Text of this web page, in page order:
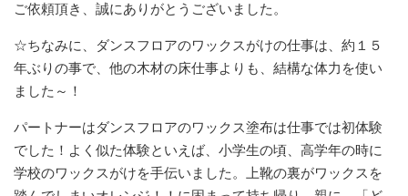
ご依頼頂き、誠にありがとうございました。
☆ちなみに、ダンスフロアのワックスがけの仕事は、約１５
年ぶりの事で、他の木材の床仕事よりも、結構な体力を使い
ました～！
パートナーはダンスフロアのワックス塗布は仕事では初体験
でした！よく似た体験といえば、小学生の頃、高学年の時に
学校のワックスがけを手伝いました。上靴の裏がワックスを